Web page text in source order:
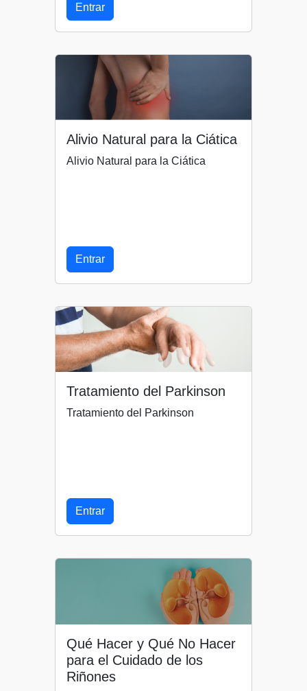
Entrar
Alivio Natural para la Ciática
Alivio Natural para la Ciática
Entrar
Tratamiento del Parkinson
Tratamiento del Parkinson
Entrar
Qué Hacer y Qué No Hacer
para el Cuidado de los
Riñones